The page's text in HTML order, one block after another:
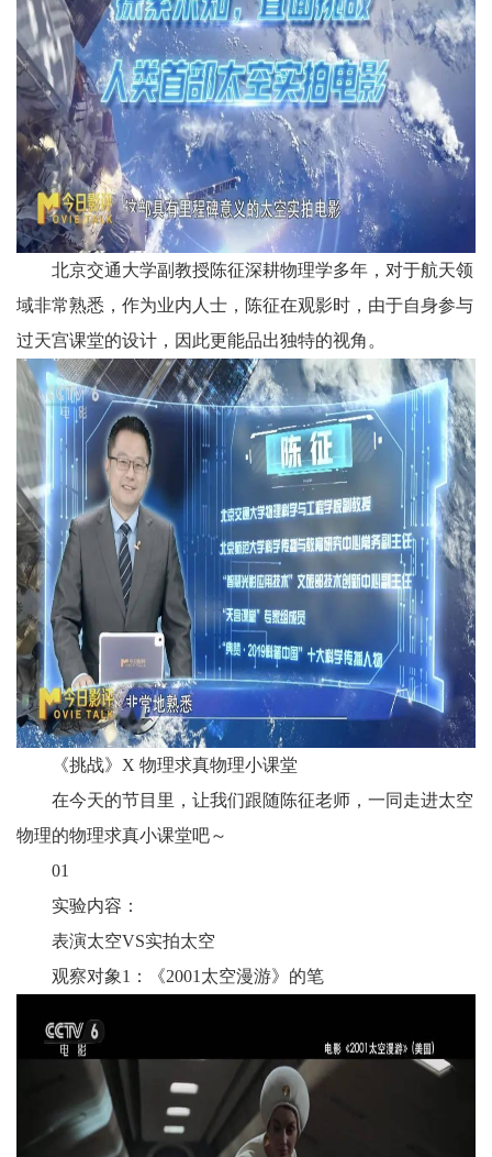
北京交通大学副教授陈征深耕物理学多年，对于航天领
域非常熟悉，作为业内人士，陈征在观影时，由于自身参与
过天宫课堂的设计，因此更能品出独特的视角。
《挑战》X 物理求真物理小课堂
在今天的节目里，让我们跟随陈征老师，一同走进太空
物理的物理求真小课堂吧～
01
实验内容：
表演太空VS实拍太空
观察对象1：《2001太空漫游》的笔